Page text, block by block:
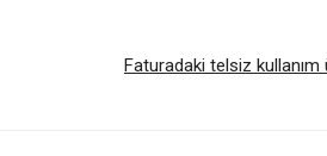
Faturadaki telsiz